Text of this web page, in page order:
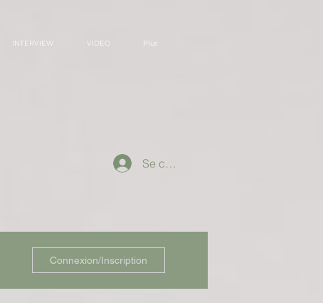
INTERVIEW VIDEO Plus
Se connecter
Connexion/Inscription